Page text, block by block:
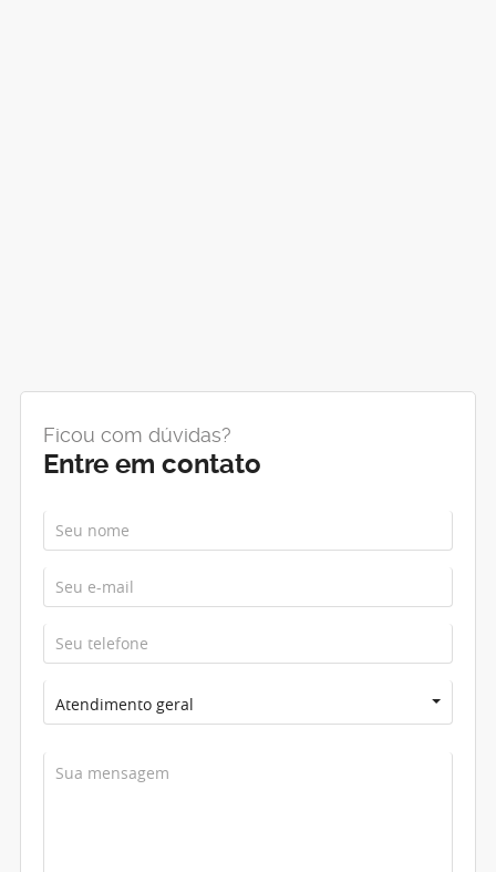
Ficou com dúvidas?
Entre em contato
Atendimento geral